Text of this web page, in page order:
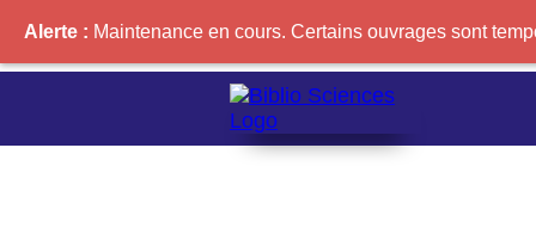
Alerte : Maintenance en cours. Certains ouvrages sont